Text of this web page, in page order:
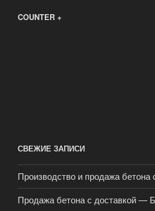
COUNTER +
СВЕЖИЕ ЗАПИСИ
Производство и продажа
Продажа бетона с доставкой —